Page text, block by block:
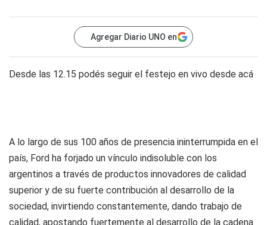
Agregar Diario UNO en
Desde las 12.15 podés seguir el festejo en vivo desde acá
A lo largo de sus 100 años de presencia ininterrumpida en el
país, Ford ha forjado un vínculo indisoluble con los
argentinos a través de productos innovadores de calidad
superior y de su fuerte contribución al desarrollo de la
sociedad, invirtiendo constantemente, dando trabajo de
calidad, apostando fuertemente al desarrollo de la cadena